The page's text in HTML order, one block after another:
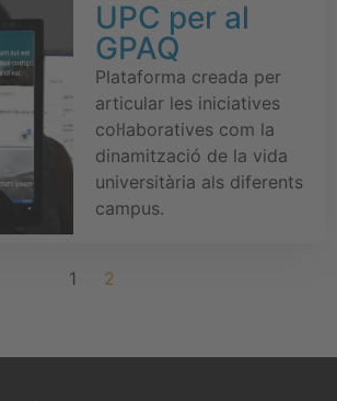
UPC per al
GPAQ
Plataforma creada per
articular les iniciatives
col·laboratives com la
dinamització de la vida
universitària als diferents
campus.
1 2